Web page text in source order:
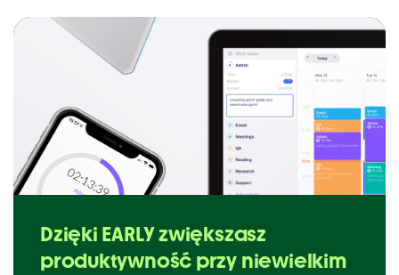
Dzięki EARLY zwiększasz
produktywność przy niewielkim